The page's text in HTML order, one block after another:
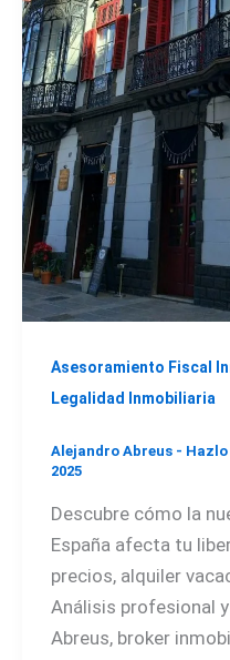
Asesoramiento Fiscal
Legalidad Inmobiliaria
Alejandro Abreus -
2025
Descubre cómo la
España afecta tu
precios, alquiler
Análisis profesional
Abreus, broker